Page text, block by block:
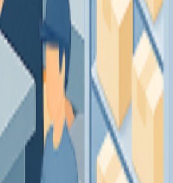
ERP práctico, escalabre y fácil de usar.